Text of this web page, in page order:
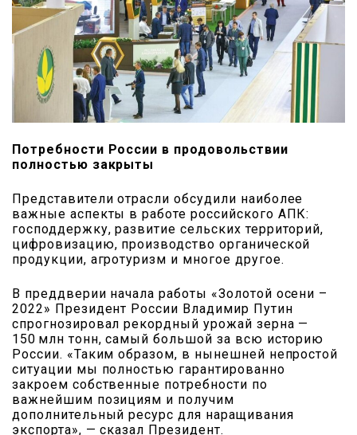
Потребности России в продовольствии
полностью закрыты
Представители отрасли обсудили наиболее
важные аспекты в работе российского АПК:
господдержку, развитие сельских территорий,
цифровизацию, производство органической
продукции, агротуризм и многое другое.
В преддверии начала работы «Золотой осени –
2022» Президент России Владимир Путин
спрогнозировал рекордный урожай зерна —
150 млн тонн, самый большой за всю историю
России. «Таким образом, в нынешней непростой
ситуации мы полностью гарантированно
закроем собственные потребности по
важнейшим позициям и получим
дополнительный ресурс для наращивания
экспорта», — сказал Президент.